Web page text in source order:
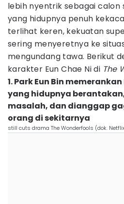
lebih nyentrik sebagai
yang hidupnya penuh
terlihat keren, kekuatan
sering menyeretnya ke
mengundang tawa. Berikut
karakter Eun Chae Ni di The
1. Park Eun Bin
yang hidupnya
masalah, dan dianggap
orang di sekitarnya
still cuts drama The Wonderfools (dok.